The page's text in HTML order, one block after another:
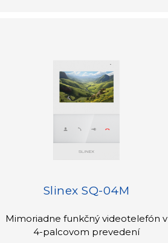
Slinex SQ-04M
Mimoriadne funkčný videotelefón v
4-palcovom prevedení